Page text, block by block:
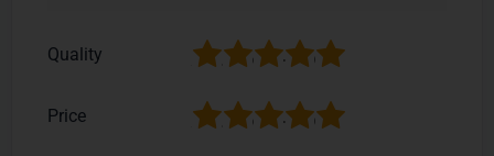
Quality 5
4
3
2
Price 5
4
3
2